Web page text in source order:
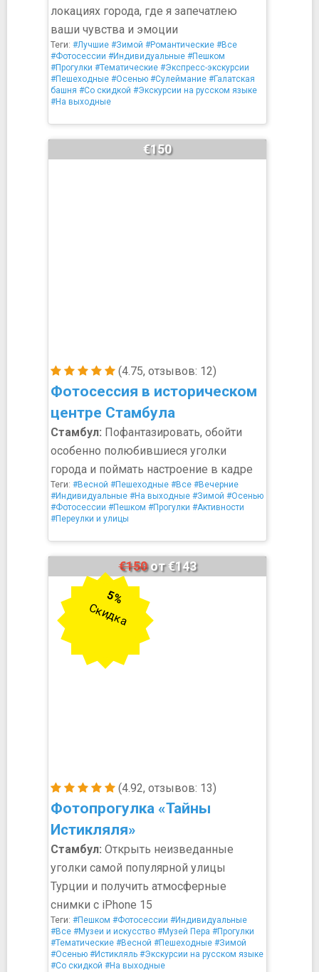
локациях города, где я запечатлею
ваши чувства и эмоции
Теги: #Лучшие #Зимой #Романтические #Все
#Фотосессии #Индивидуальные #Пешком
#Прогулки #Тематические #Экспресс-экскурсии
#Пешеходные #Осенью #Сулеймание #Галатская
башня #Со скидкой #Экскурсии на русском языке
#На выходные
(4.75, отзывов: 12)
Фотосессия в историческом
центре Стамбула
€150
Стамбул: Пофантазировать, обойти
особенно полюбившиеся уголки
города и поймать настроение в кадре
Теги: #Весной #Пешеходные #Все #Вечерние
#Индивидуальные #На выходные #Зимой #Осенью
#Фотосессии #Пешком #Прогулки #Активности
#Переулки и улицы
(4.92, отзывов: 13)
Фотопрогулка «Тайны
Истикляля»
€150от €143
5%
Скидка
Стамбул: Открыть неизведанные
уголки самой популярной улицы
Турции и получить атмосферные
снимки с iPhone 15
Теги: #Пешком #Фотосессии #Индивидуальные
#Все #Музеи и искусство #Музей Пера #Прогулки
#Тематические #Весной #Пешеходные #Зимой
#Осенью #Истикляль #Экскурсии на русском языке
#Со скидкой #На выходные